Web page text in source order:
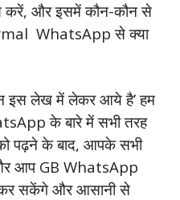
और इसमें कौन-कौन से
WhatsApp से क्या
इस लेख में लेकर आये है’ हम
के बारे में सभी तरह
पढ़ने के बाद, आपके सभी
आप GB WhatsApp
सकेंगे और आसानी से